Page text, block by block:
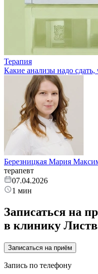
Терапия
Какие анализы надо сдать,
Березницкая Мария
терапевт
07.04.2026
1 мин
Записаться на
в клинику
Записаться на приём
Запись по телефону